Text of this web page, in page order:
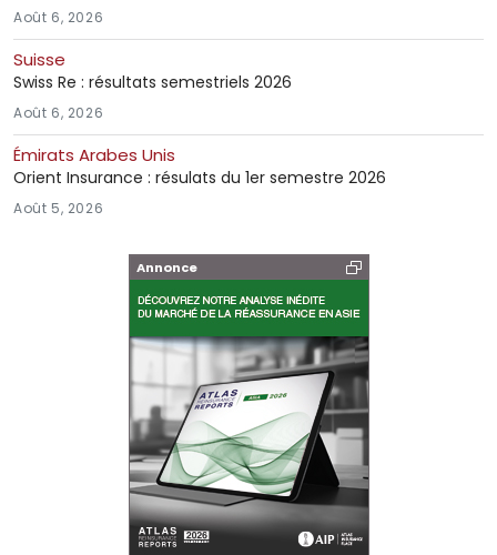
Août 6, 2026
Suisse
Swiss Re : résultats semestriels 2026
Août 6, 2026
Émirats Arabes Unis
Orient Insurance : résulats du 1er semestre 2026
Août 5, 2026
Annonce